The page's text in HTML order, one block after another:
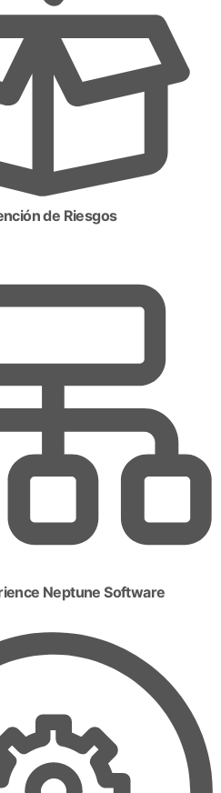
de Riesgos
Neptune Software